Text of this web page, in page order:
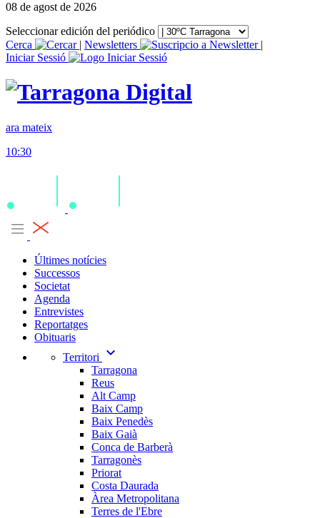
08 de agost de 2026
Seleccionar edición del periódico
Cerca
| Newsletters
|
Iniciar Sessió
ara mateix
10:30
Últimes notícies
Successos
Societat
Agenda
Entrevistes
Reportatges
Obituaris
Territori
expand_more
Tarragona
Reus
Alt Camp
Baix Camp
Baix Penedès
Baix Gaià
Conca de Barberà
Tarragonès
Priorat
Costa Daurada
Àrea Metropolitana
Terres de l'Ebre